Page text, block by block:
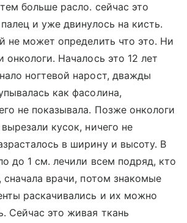
больше расло. сейчас это
и уже двинулось на кисть.
не может определить что это. Ни
онкологи. Началось это 12 лет
ногтевой нарост, дважды
как фасолина,
не показывала. Позже онкологи
кусок, ничего не
в ширину и высоту. В
до 1 см. лечили всем подряд, кто
сначала врачи, потом знакомые
раскачивались и их можно
Сейчас это живая ткань